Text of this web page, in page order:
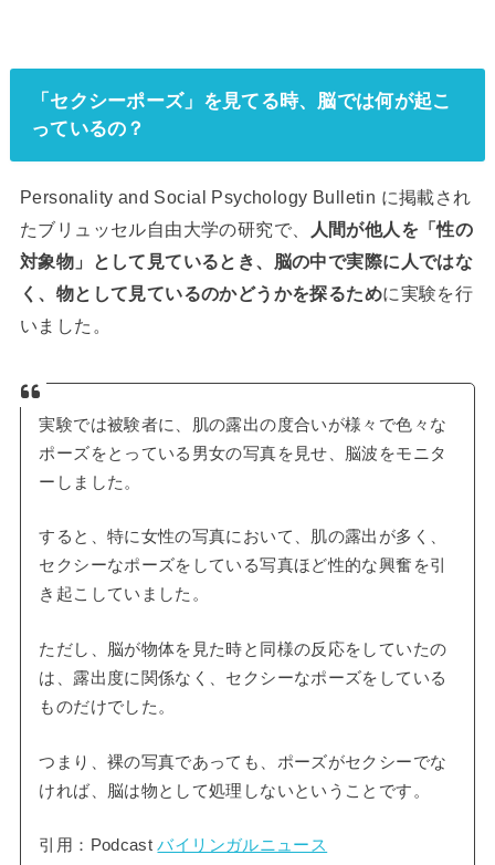
「セクシーポーズ」を見てる時、脳では何が起こ
っているの？
Personality and Social Psychology Bulletin に掲載され
たブリュッセル自由大学の研究で、
人間が他人を「性の
対象物」として見ているとき、脳の中で実際に人ではな
く、物として見ているのかどうかを探るために実験を行
いました。
実験では被験者に、肌の露出の度合いが様々で色々な
ポーズをとっている男女の写真を見せ、脳波をモニタ
ーしました。
すると、特に女性の写真において、肌の露出が多く、
セクシーなポーズをしている写真ほど性的な興奮を引
き起こしていました。
ただし、脳が物体を見た時と同様の反応をしていたの
は、露出度に関係なく、セクシーなポーズをしている
ものだけでした。
つまり、裸の写真であっても、ポーズがセクシーでな
ければ、脳は物として処理しないということです。
引用：Podcastバイリンガルニュース